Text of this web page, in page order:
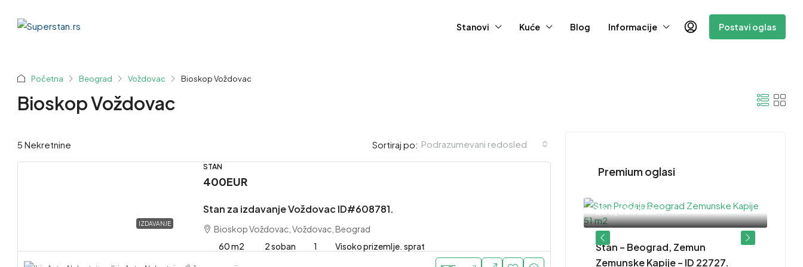
Stanovi Kuće Blog Informacije Postavi oglas
Početna Beograd Voždovac Bioskop Voždovac
Bioskop Voždovac
5 Nekretnine Sortiraj po: Podrazumevani redosled
IZDAVANJE
STAN
400EUR
Stan za izdavanje Voždovac ID#608781.
Bioskop Voždovac, Voždovac, Beograd
60 m2
2 soban 1 Visoko prizemlje. sprat
Premium oglasi
1753.
220,000EUR
Stan – Beograd, Zemun
Zemunske Kapije – ID 22727.